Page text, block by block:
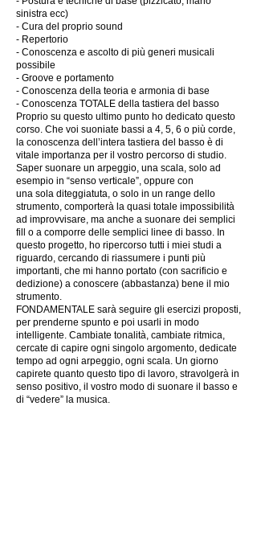
sinistra ecc)
- Cura del proprio sound
- Repertorio
- Conoscenza e ascolto di più generi musicali
possibile
- Groove e portamento
- Conoscenza della teoria e armonia di base
- Conoscenza TOTALE della tastiera del basso
Proprio su questo ultimo punto ho dedicato questo
corso. Che voi suoniate bassi a 4, 5, 6 o più corde,
la conoscenza dell’intera tastiera del basso è di
vitale importanza per il vostro percorso di studio.
Saper suonare un arpeggio, una scala, solo ad
esempio in “senso verticale”, oppure con
una sola diteggiatuta, o solo in un range dello
strumento, comporterà la quasi totale impossibilità
ad improvvisare, ma anche a suonare dei semplici
fill o a comporre delle semplici linee di basso. In
questo progetto, ho ripercorso tutti i miei studi a
riguardo, cercando di riassumere i punti più
importanti, che mi hanno portato (con sacrificio e
dedizione) a conoscere (abbastanza) bene il mio
strumento.
FONDAMENTALE sarà seguire gli esercizi proposti,
per prenderne spunto e poi usarli in modo
intelligente. Cambiate tonalità, cambiate ritmica,
cercate di capire ogni singolo argomento, dedicate
tempo ad ogni arpeggio, ogni scala. Un giorno
capirete quanto questo tipo di lavoro, stravolgerà in
senso positivo, il vostro modo di suonare il basso e
di “vedere” la musica.